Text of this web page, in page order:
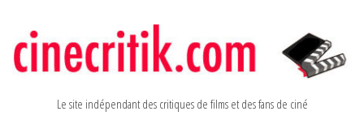
contenu
Le site indépendant des critiques de films et des fans de ciné